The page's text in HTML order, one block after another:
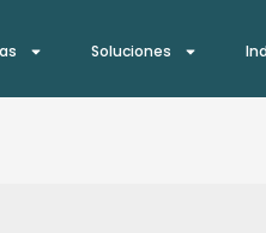
Soluciones